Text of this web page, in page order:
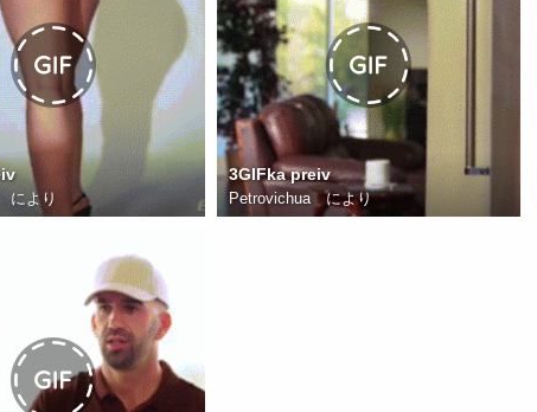
より
3GIFka preiv
Petrovichuaにより